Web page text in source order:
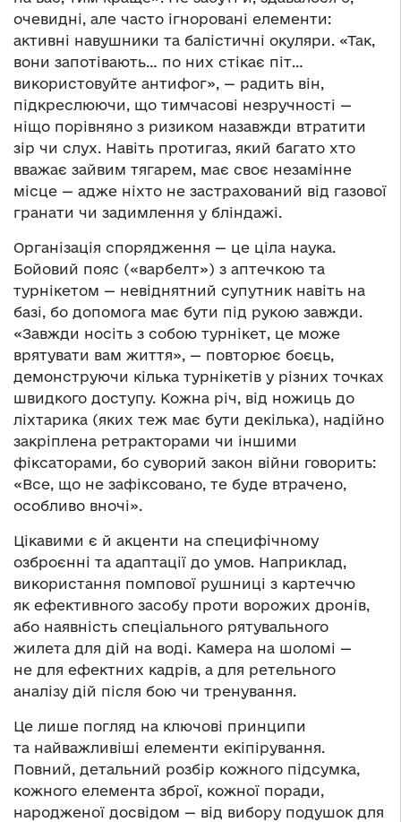
очевидні, але часто ігноровані елементи:
активні навушники та балістичні окуляри. «Так,
вони запотівають… по них стікає піт…
використовуйте антифог», — радить він,
підкреслюючи, що тимчасові незручності —
ніщо порівняно з ризиком назавжди втратити
зір чи слух. Навіть протигаз, який багато хто
вважає зайвим тягарем, має своє незамінне
місце — адже ніхто не застрахований від газової
гранати чи задимлення у бліндажі.
Організація спорядження — це ціла наука.
Бойовий пояс («варбелт») з аптечкою та
турнікетом — невіднятний супутник навіть на
базі, бо допомога має бути під рукою завжди.
«Завжди носіть з собою турнікет, це може
врятувати вам життя», — повторює боєць,
демонструючи кілька турнікетів у різних точках
швидкого доступу. Кожна річ, від ножиць до
ліхтарика (яких теж має бути декілька), надійно
закріплена ретракторами чи іншими
фіксаторами, бо суворий закон війни говорить:
«Все, що не зафіксовано, те буде втрачено,
особливо вночі».
Цікавими є й акценти на специфічному
озброєнні та адаптації до умов. Наприклад,
використання помпової рушниці з картеччю
як ефективного засобу проти ворожих дронів,
або наявність спеціального рятувального
жилета для дій на воді. Камера на шоломі —
не для ефектних кадрів, а для ретельного
аналізу дій після бою чи тренування.
Це лише погляд на ключові принципи
та найважливіші елементи екіпірування.
Повний, детальний розбір кожного підсумка,
кожного елемента зброї, кожної поради,
народженої досвідом — від вибору подушок для